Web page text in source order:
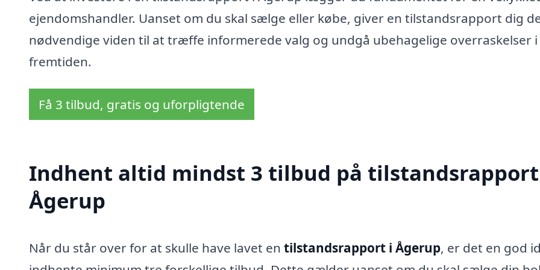
ejendomshandler. Uanset om du skal sælge eller købe, giver en tilstandsrapport dig
nødvendige viden til at træffe informerede valg og undgå ubehagelige overraskelser i
fremtiden.
Få 3 tilbud, gratis og uforpligtende
Indhent altid mindst 3 tilbud på
Ågerup
Når du står over for at skulle have lavet en tilstandsrapport i Ågerup, er det en god